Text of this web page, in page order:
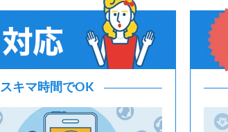
スキマ時間でOK